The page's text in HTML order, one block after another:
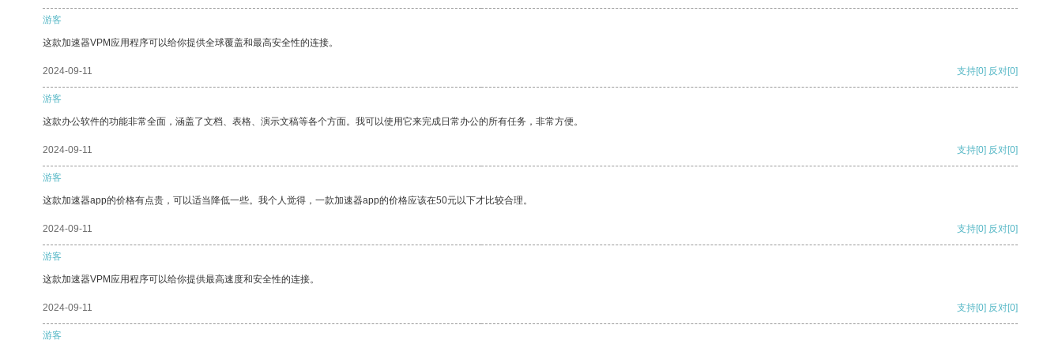
游客
这款加速器VPM应用程序可以给你提供全球覆盖和最高安全性的连接。
2024-09-11 支持[0] 反对[0]
游客
这款办公软件的功能非常全面，涵盖了文档、表格、演示文稿等各个方面。我可以使用它来完成日常办公的所有任务，非常方便。
2024-09-11 支持[0] 反对[0]
游客
这款加速器app的价格有点贵，可以适当降低一些。我个人觉得，一款加速器app的价格应该在50元以下才比较合理。
2024-09-11 支持[0] 反对[0]
游客
这款加速器VPM应用程序可以给你提供最高速度和安全性的连接。
2024-09-11 支持[0] 反对[0]
游客